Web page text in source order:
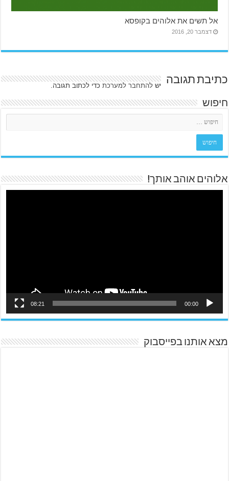
אל תשים את אלוהים בקופסא
דצמבר 20, 2016
כתיבת תגובה ישלהתחבר למערכת כדי לכתוב תגובה.
חיפוש
אלוהים אוהב אותך!
00:00
08:21
מצא אותנו בפייסבוק